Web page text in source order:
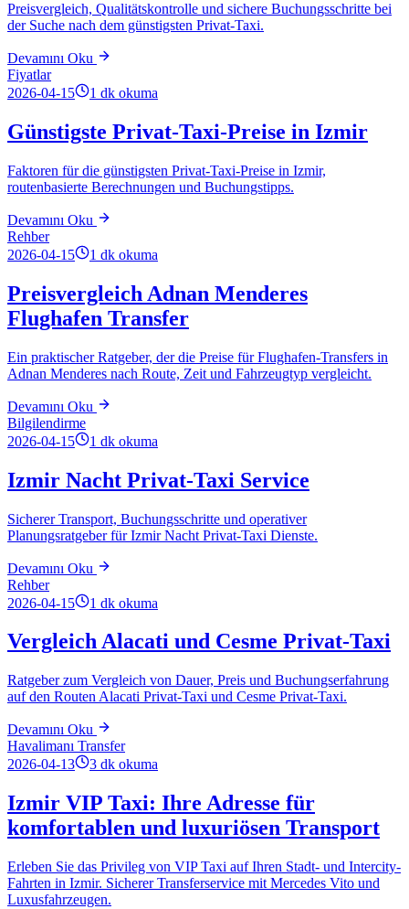
Preisvergleich, Qualitätskontrolle und sichere Buchungsschritte bei
der Suche nach dem günstigsten Privat-Taxi.
Devamını Oku
Fiyatlar
2026-04-15
1 dk okuma
Günstigste Privat-Taxi-Preise in Izmir
Faktoren für die günstigsten Privat-Taxi-Preise in Izmir,
routenbasierte Berechnungen und Buchungstipps.
Devamını Oku
Rehber
2026-04-15
1 dk okuma
Preisvergleich Adnan Menderes
Flughafen Transfer
Ein praktischer Ratgeber, der die Preise für Flughafen-Transfers in
Adnan Menderes nach Route, Zeit und Fahrzeugtyp vergleicht.
Devamını Oku
Bilgilendirme
2026-04-15
1 dk okuma
Izmir Nacht Privat-Taxi Service
Sicherer Transport, Buchungsschritte und operativer
Planungsratgeber für Izmir Nacht Privat-Taxi Dienste.
Devamını Oku
Rehber
2026-04-15
1 dk okuma
Vergleich Alacati und Cesme Privat-Taxi
Ratgeber zum Vergleich von Dauer, Preis und Buchungserfahrung
auf den Routen Alacati Privat-Taxi und Cesme Privat-Taxi.
Devamını Oku
Havalimanı Transfer
2026-04-13
3 dk okuma
Izmir VIP Taxi: Ihre Adresse für
komfortablen und luxuriösen Transport
Erleben Sie das Privileg von VIP Taxi auf Ihren Stadt- und Intercity-
Fahrten in Izmir. Sicherer Transferservice mit Mercedes Vito und
Luxusfahrzeugen.